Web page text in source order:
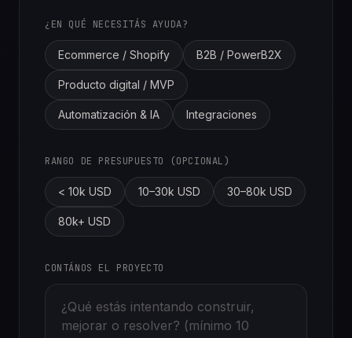
¿EN QUÉ NECESITÁS AYUDA?
Ecommerce / Shopify B2B / PowerB2X
Producto digital / MVP
Automatización & IA Integraciones
RANGO DE PRESUPUESTO (OPCIONAL)
< 10k USD 10–30k USD 30–80k USD
80k+ USD
CONTÁNOS EL PROYECTO